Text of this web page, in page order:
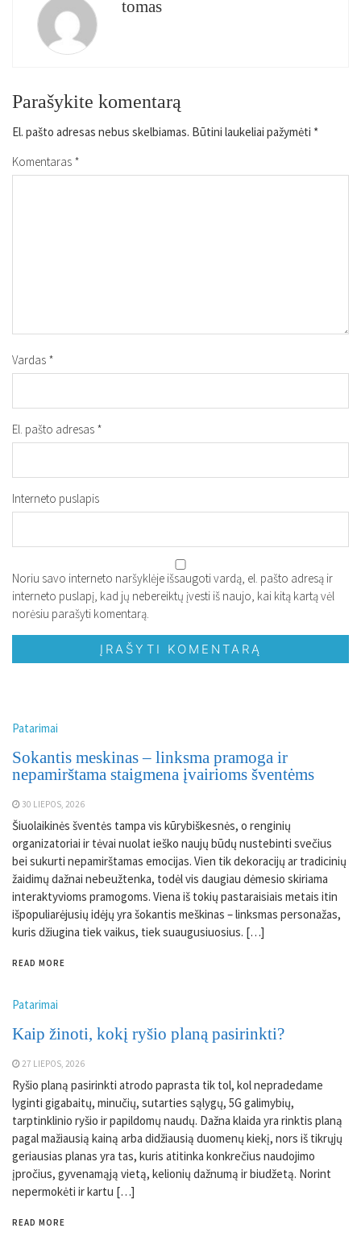
tomas
Parašykite komentarą
El. pašto adresas nebus skelbiamas. Būtini laukeliai pažymėti *
Komentaras *
Vardas *
El. pašto adresas *
Interneto puslapis
Noriu savo interneto naršyklėje išsaugoti vardą, el. pašto adresą ir
interneto puslapį, kad jų nebereiktų įvesti iš naujo, kai kitą kartą vėl
norėsiu parašyti komentarą.
Patarimai
Sokantis meskinas – linksma pramoga ir
nepamirštama staigmena įvairioms šventėms
30 LIEPOS, 2026
Šiuolaikinės šventės tampa vis kūrybiškesnės, o renginių
organizatoriai ir tėvai nuolat ieško naujų būdų nustebinti svečius
bei sukurti nepamirštamas emocijas. Vien tik dekoracijų ar tradicinių
žaidimų dažnai nebeužtenka, todėl vis daugiau dėmesio skiriama
interaktyvioms pramogoms. Viena iš tokių pastaraisiais metais itin
išpopuliarėjusių idėjų yra šokantis meškinas – linksmas personažas,
kuris džiugina tiek vaikus, tiek suaugusiuosius. […]
READ MORE
Patarimai
Kaip žinoti, kokį ryšio planą pasirinkti?
27 LIEPOS, 2026
Ryšio planą pasirinkti atrodo paprasta tik tol, kol nepradedame
lyginti gigabaitų, minučių, sutarties sąlygų, 5G galimybių,
tarptinklinio ryšio ir papildomų naudų. Dažna klaida yra rinktis planą
pagal mažiausią kainą arba didžiausią duomenų kiekį, nors iš tikrųjų
geriausias planas yra tas, kuris atitinka konkrečius naudojimo
įpročius, gyvenamąją vietą, kelionių dažnumą ir biudžetą. Norint
nepermokėti ir kartu […]
READ MORE